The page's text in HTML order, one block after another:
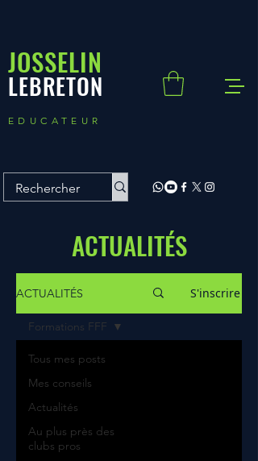
JOSSELIN
LEBRETON
EDUCATEUR
ACTUALITÉS
ACTUALITÉS S'inscrire
Tous mes posts
Mes conseils
Actualités
Au plus près des
clubs pros
Formations FFF